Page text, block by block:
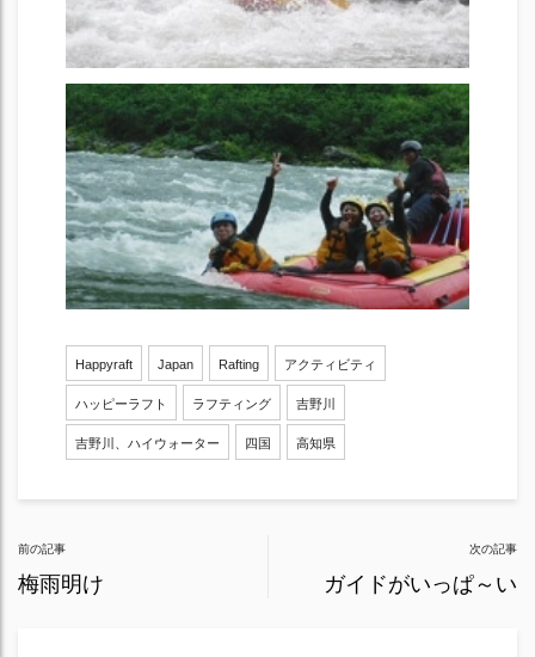
Happyraft Japan Rafting アクティビティ
ハッピーラフト ラフティング 吉野川
吉野川、ハイウォーター 四国 高知県
Post
navigation
前の記事
梅雨明け
次の記事
ガイドがいっぱ～い